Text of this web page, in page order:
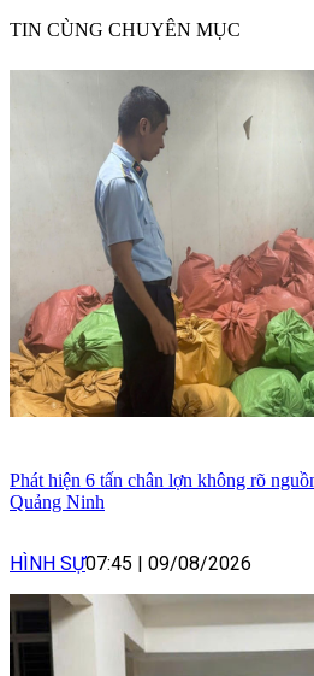
TIN CÙNG CHUYÊN MỤC
Phát hiện 6 tấn chân lợn không rõ
Quảng Ninh
HÌNH SỰ07:45 | 09/08/2026